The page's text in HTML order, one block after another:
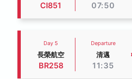
CI851 07:50
Day 5
長榮航空
BR258
Departure
清邁
11:35